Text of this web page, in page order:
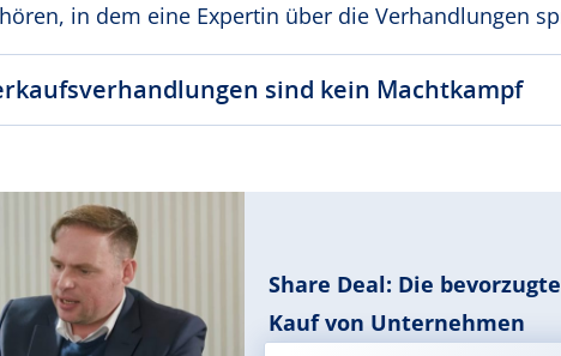
in dem eine Expertin über die Verhandlungen
sind kein Machtkampf
Share Deal: Die
Kauf von Unternehmen